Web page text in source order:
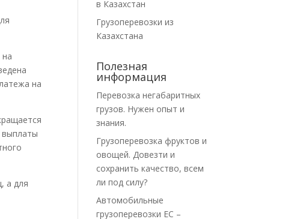
на
выплаты
а для
в Казахстан
Грузоперевозки из
Казахстана
Полезная
информация
Перевозка негабаритных
грузов. Нужен опыт и
знания.
Грузоперевозка фруктов и
овощей. Довезти и
сохранить качество, всем
ли под силу?
Автомобильные
грузоперевозки ЕС –